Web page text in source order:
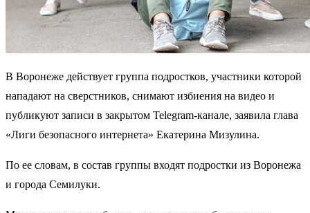
В Воронеже действует группа подростков, участники которой
нападают на сверстников, снимают избиения на видео и
публикуют записи в закрытом Telegram-канале, заявила глава
«Лиги безопасного интернета» Екатерина Мизулина.
По ее словам, в состав группы входят подростки из Воронежа
и города Семилуки.